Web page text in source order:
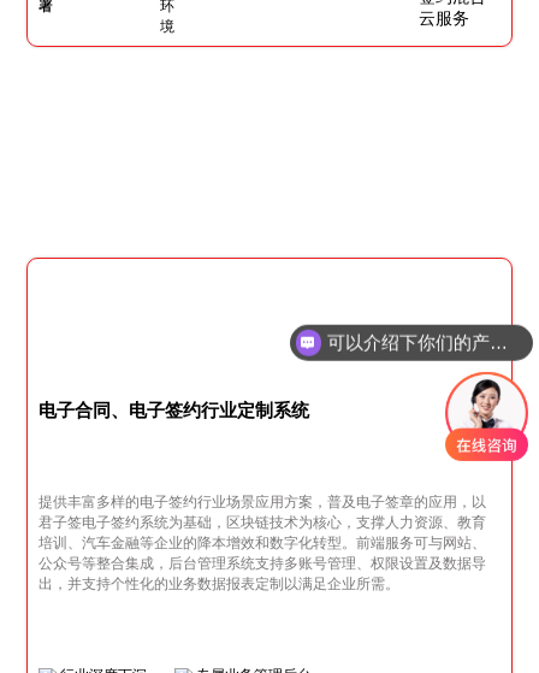
电子合同、电子签约行业定制系统
提供丰富多样的电子签约行业场景应用方案，普及电子签章的应用，以
君子签电子签约系统为基础，区块链技术为核心，支撑人力资源、教育
培训、汽车金融等企业的降本增效和数字化转型。前端服务可与网站、
公众号等整合集成，后台管理系统支持多账号管理、权限设置及数据导
出，并支持个性化的业务数据报表定制以满足企业所需。
可以介绍下你们的产品么